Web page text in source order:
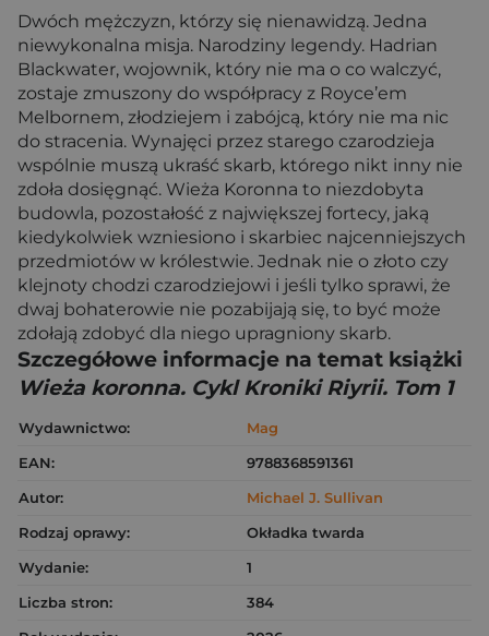
Dwóch mężczyzn, którzy się nienawidzą. Jedna
niewykonalna misja. Narodziny legendy. Hadrian
Blackwater, wojownik, który nie ma o co walczyć,
zostaje zmuszony do współpracy z Royce’em
Melbornem, złodziejem i zabójcą, który nie ma nic
do stracenia. Wynajęci przez starego czarodzieja
wspólnie muszą ukraść skarb, którego nikt inny nie
zdoła dosięgnąć. Wieża Koronna to niezdobyta
budowla, pozostałość z największej fortecy, jaką
kiedykolwiek wzniesiono i skarbiec najcenniejszych
przedmiotów w królestwie. Jednak nie o złoto czy
klejnoty chodzi czarodziejowi i jeśli tylko sprawi, że
dwaj bohaterowie nie pozabijają się, to być może
zdołają zdobyć dla niego upragniony skarb.
Szczegółowe informacje na temat książki
Wieża koronna. Cykl Kroniki Riyrii. Tom 1
Wydawnictwo:
Mag
EAN:
9788368591361
Autor:
Michael J. Sullivan
Rodzaj oprawy:
Okładka twarda
Wydanie:
1
Liczba stron:
384